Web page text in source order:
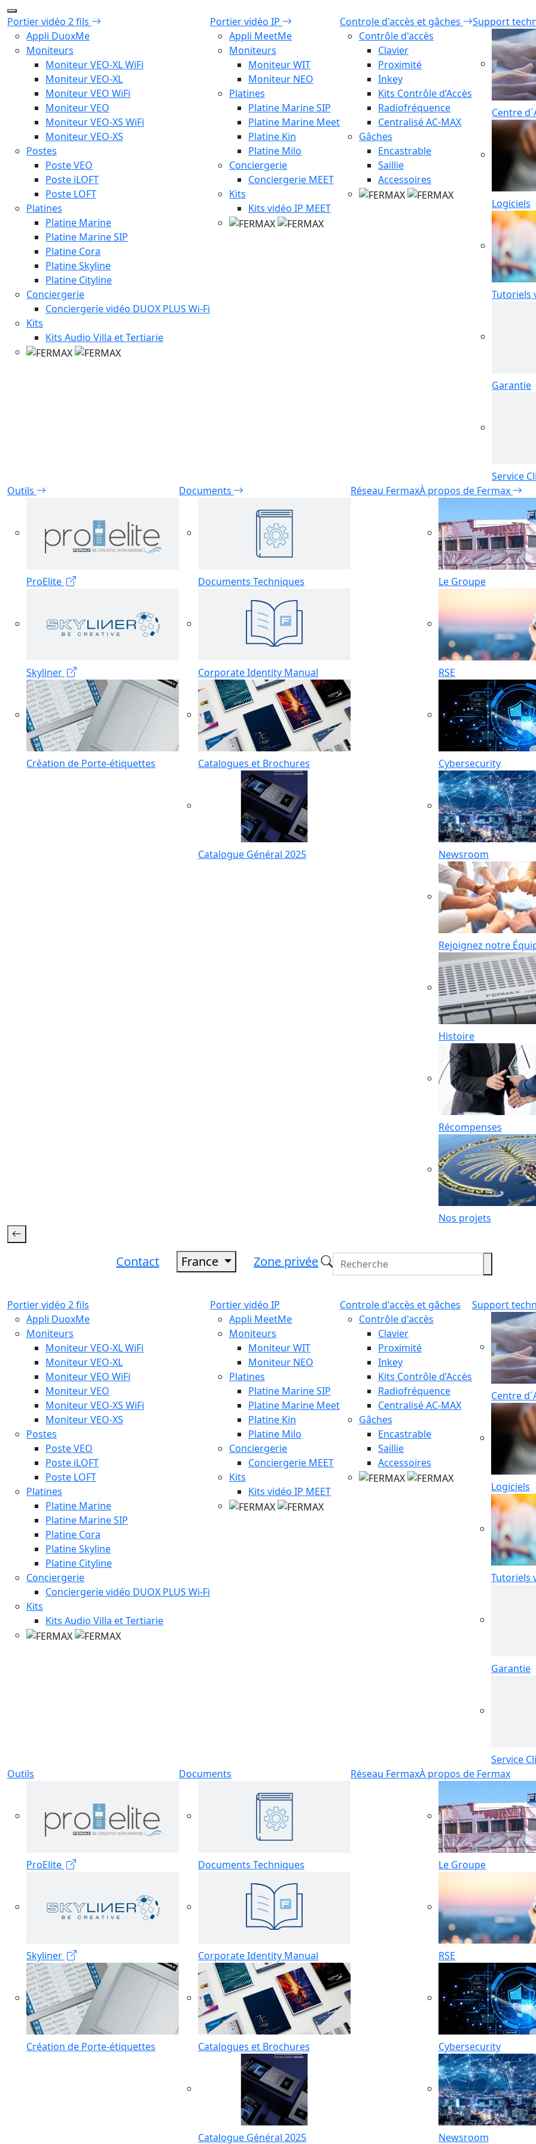
Portier vidéo 2 fils
Appli DuoxMe
Moniteurs
Moniteur VEO-XL WiFi
Moniteur VEO-XL
Moniteur VEO WiFi
Moniteur VEO
Moniteur VEO-XS WiFi
Moniteur VEO-XS
Postes
Poste VEO
Poste iLOFT
Poste LOFT
Platines
Platine Marine
Platine Marine SIP
Platine Cora
Platine Skyline
Platine Cityline
Conciergerie
Conciergerie vidéo DUOX PLUS Wi-Fi
Kits
Kits Audio Villa et Tertiarie
Portier vidéo IP
Appli MeetMe
Moniteurs
Moniteur WIT
Moniteur NEO
Platines
Platine Marine SIP
Platine Marine Meet
Platine Kin
Platine Milo
Conciergerie
Conciergerie MEET
Kits
Kits vidéo IP MEET
Controle d'accès et gâches
Contrôle d'accès
Clavier
Proximité
Inkey
Kits Contrôle d’Accès
Radiofréquence
Centralisé AC-MAX
Gâches
Encastrable
Saillie
Accessoires
Support
Centre
Logiciels
Tutoriels
Garantie
Service
Outils
ProElite
Skyliner
Création de Porte-étiquettes
Documents
Documents Techniques
Corporate Identity Manual
Catalogues et Brochures
Catalogue Général 2025
Réseau FermaxÀ propos de Fermax
Le Groupe
RSE
Cybersecurity
Newsroom
Rejoignez notre
Histoire
Récompenses
Nos projets
Contact France Zone privée
Portier vidéo 2 fils
Appli DuoxMe
Moniteurs
Moniteur VEO-XL WiFi
Moniteur VEO-XL
Moniteur VEO WiFi
Moniteur VEO
Moniteur VEO-XS WiFi
Moniteur VEO-XS
Postes
Poste VEO
Poste iLOFT
Poste LOFT
Platines
Platine Marine
Platine Marine SIP
Platine Cora
Platine Skyline
Platine Cityline
Conciergerie
Conciergerie vidéo DUOX PLUS Wi-Fi
Kits
Kits Audio Villa et Tertiarie
Portier vidéo IP
Appli MeetMe
Moniteurs
Moniteur WIT
Moniteur NEO
Platines
Platine Marine SIP
Platine Marine Meet
Platine Kin
Platine Milo
Conciergerie
Conciergerie MEET
Kits
Kits vidéo IP MEET
Controle d'accès et gâches
Contrôle d'accès
Clavier
Proximité
Inkey
Kits Contrôle d’Accès
Radiofréquence
Centralisé AC-MAX
Gâches
Encastrable
Saillie
Accessoires
Support
Centre
Logiciels
Tutoriels
Garantie
Service
Outils
ProElite
Skyliner
Création de Porte-étiquettes
Documents
Documents Techniques
Corporate Identity Manual
Catalogues et Brochures
Catalogue Général 2025
Réseau FermaxÀ propos de Fermax
Le Groupe
RSE
Cybersecurity
Newsroom